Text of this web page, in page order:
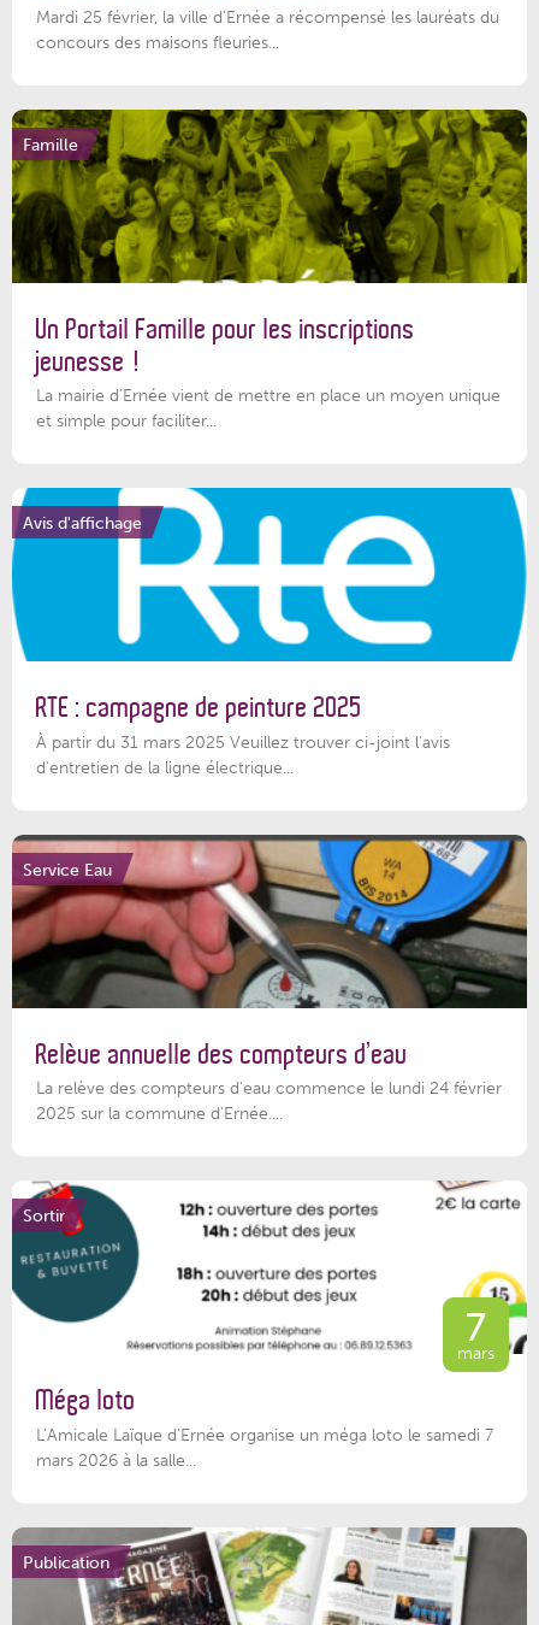
Mardi 25 février, la ville d'Ernée a récompensé les lauréats du
concours des maisons fleuries...
Famille
Un Portail Famille pour les inscriptions
jeunesse !
La mairie d’Ernée vient de mettre en place un moyen unique
et simple pour faciliter...
Avis d'affichage
RTE : campagne de peinture 2025
À partir du 31 mars 2025 Veuillez trouver ci-joint l'avis
d'entretien de la ligne électrique...
Service Eau
Relève annuelle des compteurs d’eau
La relève des compteurs d'eau commence le lundi 24 février
2025 sur la commune d’Ernée....
Sortir
7
mars
Méga loto
L’Amicale Laïque d’Ernée organise un méga loto le samedi 7
mars 2026 à la salle...
Publication